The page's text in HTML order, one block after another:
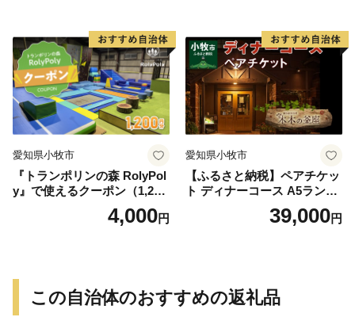
愛知県小牧市
『トランポリンの森 RolyPol
y』で使えるクーポン（1,200
4,000円
愛知県小牧市
【ふるさと納税】ペアチケッ
ト ディナーコース A5ランク
飛騨牛 コース 記念日 お誕生
日 特別な日 完全個室 ノンア
39,000円
この自治体のおすすめの返礼品